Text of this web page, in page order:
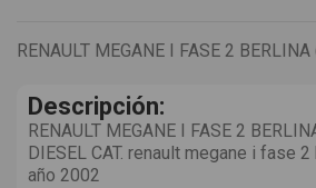
RENAULT MEGANE I FASE 2 BERLINA
Descripción:
RENAULT MEGANE I FASE 2
DIESEL CAT. renault megane i fase
año 2002